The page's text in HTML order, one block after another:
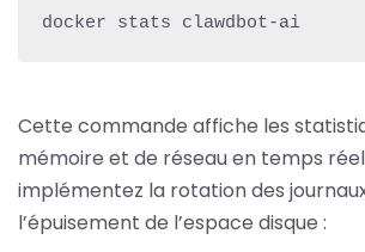
docker stats clawdbot-ai
Cette commande affiche les
mémoire et de réseau en temps
implémentez la rotation des
l’épuisement de l’espace disque :